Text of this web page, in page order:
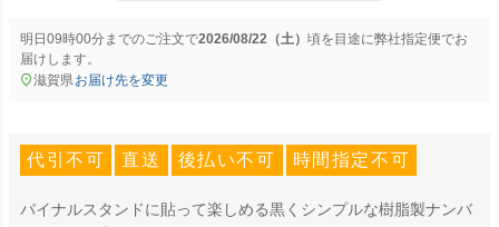
明日09時00分までのご注文で2026/08/22（土） に弊社指定便でお
届けします。
滋賀県お届け先を変更
代引不可 直送 後払い不可 時間指定不可
バイナルスタンドに貼って楽しめる黒くシンプルな樹脂製ナンバ